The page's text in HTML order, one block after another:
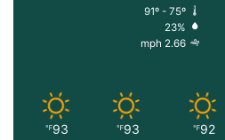
91º - 75º
23%
2.66 mph
92
℉
93
℉
93
℉